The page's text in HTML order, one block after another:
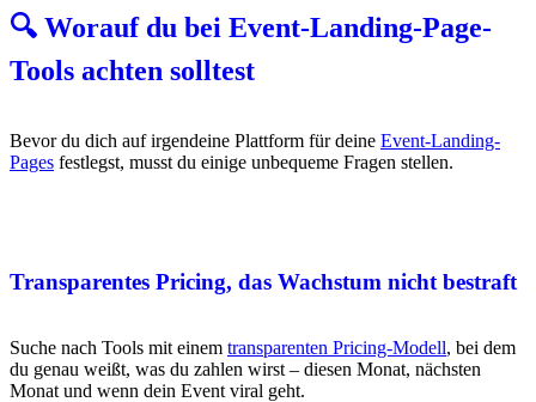
🔍 Worauf du bei Event-Landing-Page-
Tools achten solltest
Bevor du dich auf irgendeine Plattform für deine Event-Landing-
Pages festlegst, musst du einige unbequeme Fragen stellen.
Transparentes Pricing, das Wachstum nicht bestraft
Suche nach Tools mit einem transparenten Pricing-Modell, bei dem
du genau weißt, was du zahlen wirst – diesen Monat, nächsten
Monat und wenn dein Event viral geht.